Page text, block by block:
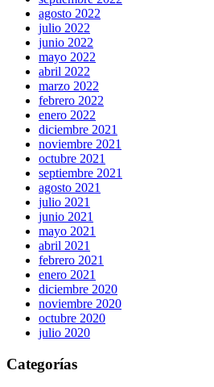
agosto 2022
julio 2022
junio 2022
mayo 2022
abril 2022
marzo 2022
febrero 2022
enero 2022
diciembre 2021
noviembre 2021
octubre 2021
septiembre 2021
agosto 2021
julio 2021
junio 2021
mayo 2021
abril 2021
febrero 2021
enero 2021
diciembre 2020
noviembre 2020
octubre 2020
julio 2020
Categorías